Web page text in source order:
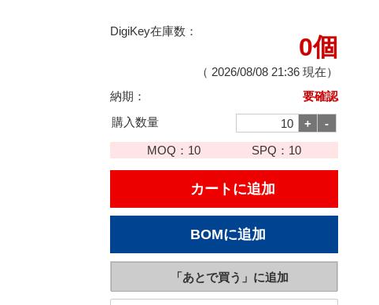
DigiKey在庫数：
0個
（ 2026/08/08 21:36 現在）
納期：
要確認
購入数量
MOQ： 10 SPQ： 10